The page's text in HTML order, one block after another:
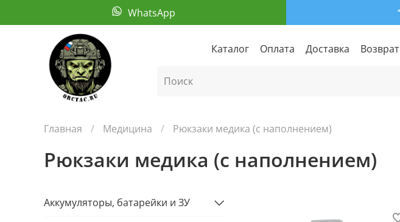
WhatsApp
Каталог Оплата Доставка Возврат
Главная Медицина Рюкзаки медика (с наполнением)
Рюкзаки медика (с наполнением)
Аккумуляторы, батарейки и ЗУ